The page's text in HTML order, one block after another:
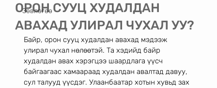
Зөвлөгөө
ОРОН СУУЦ ХУДАЛДАН
АВАХАД УЛИРАЛ ЧУХАЛ УУ?
Байр, орон сууц худалдан авахад мэдээж
улирал чухал нөлөөтэй. Та хэдийд байр
худалдан авах хэрэгцээ шаардлага үүсч
байгаагаас хамаараад худалдан авалтад давуу,
сул талууд үүсдэг. Улаанбаатар хотын хувьд зах